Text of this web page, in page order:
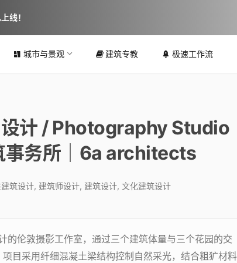
城市与景观 建筑专教 极速工作流
计 / Photography Studio
务所｜6a architects
筑设计, 建筑师设计, 建筑设计, 文化建筑设计
伦敦摄影工作室，通过三个建筑体量与三个花园的交
目采用纤细混凝土梁结构控制自然采光，结合粗犷材料
线！